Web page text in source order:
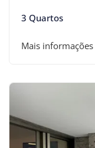
3 Quartos
Mais informações